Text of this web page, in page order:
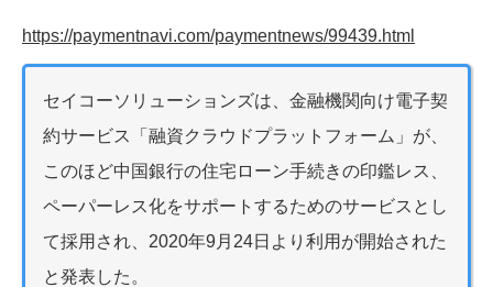
https://paymentnavi.com/paymentnews/99439.html
セイコーソリューションズは、金融機関向け電子契
約サービス「融資クラウドプラットフォーム」が、
このほど中国銀行の住宅ローン手続きの印鑑レス、
ペーパーレス化をサポートするためのサービスとし
て採用され、2020年9月24日より利用が開始された
と発表した。